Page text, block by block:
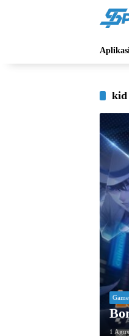
Aplikasi
kid
Game
1